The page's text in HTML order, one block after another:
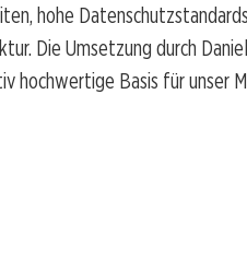
hohe
Die Umsetzung durch
hochwertige Basis für unser